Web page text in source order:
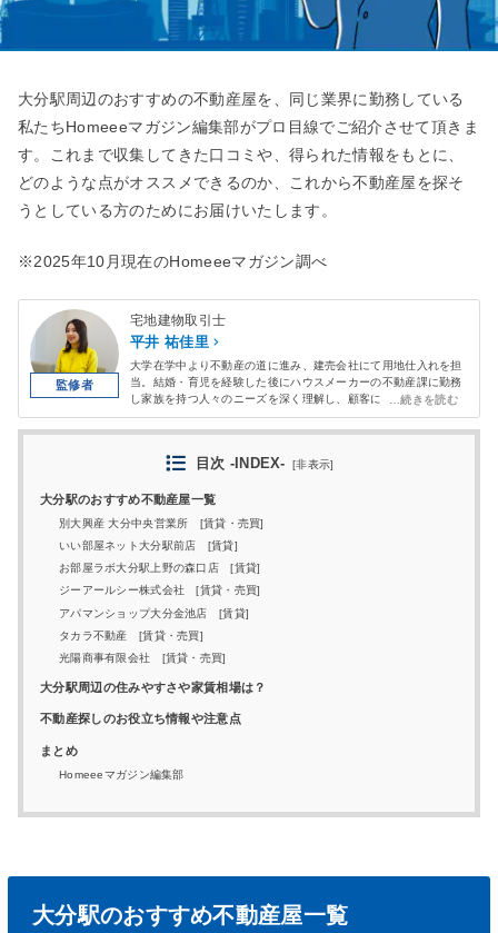
大分駅周辺のおすすめの不動産屋を、同じ業界に勤務している
私たちHomeeeマガジン編集部がプロ目線でご紹介させて頂きま
す。これまで収集してきた口コミや、得られた情報をもとに、
どのような点がオススメできるのか、これから不動産屋を探そ
うとしている方のためにお届けいたします。
※2025年10月現在のHomeeeマガジン調べ
宅地建物取引士
平井 祐佳里
大学在学中より不動産の道に進み、建売会社にて用地仕入れを担
当。結婚・育児を経験した後にハウスメーカーの不動産課に勤務
し家族を持つ人々のニーズを深く理解し、顧客に寄り添った不動
産サービスを提供。本格的な宅地開発を学ぶため、宅地開発専門
の不動産会社に従事後、地域に根付いた土地活用の提案をするた
目次 -INDEX- [非表示]
大分駅のおすすめ不動産屋一覧
別大興産 大分中央営業所 [賃貸・売買]
いい部屋ネット大分駅前店 [賃貸]
お部屋ラボ大分駅上野の森口店 [賃貸]
ジーアールシー株式会社 [賃貸・売買]
アパマンショップ大分金池店 [賃貸]
タカラ不動産 [賃貸・売買]
光陽商事有限会社 [賃貸・売買]
大分駅周辺の住みやすさや家賃相場は？
不動産探しのお役立ち情報や注意点
まとめ
Homeeeマガジン編集部
大分駅のおすすめ不動産屋一覧